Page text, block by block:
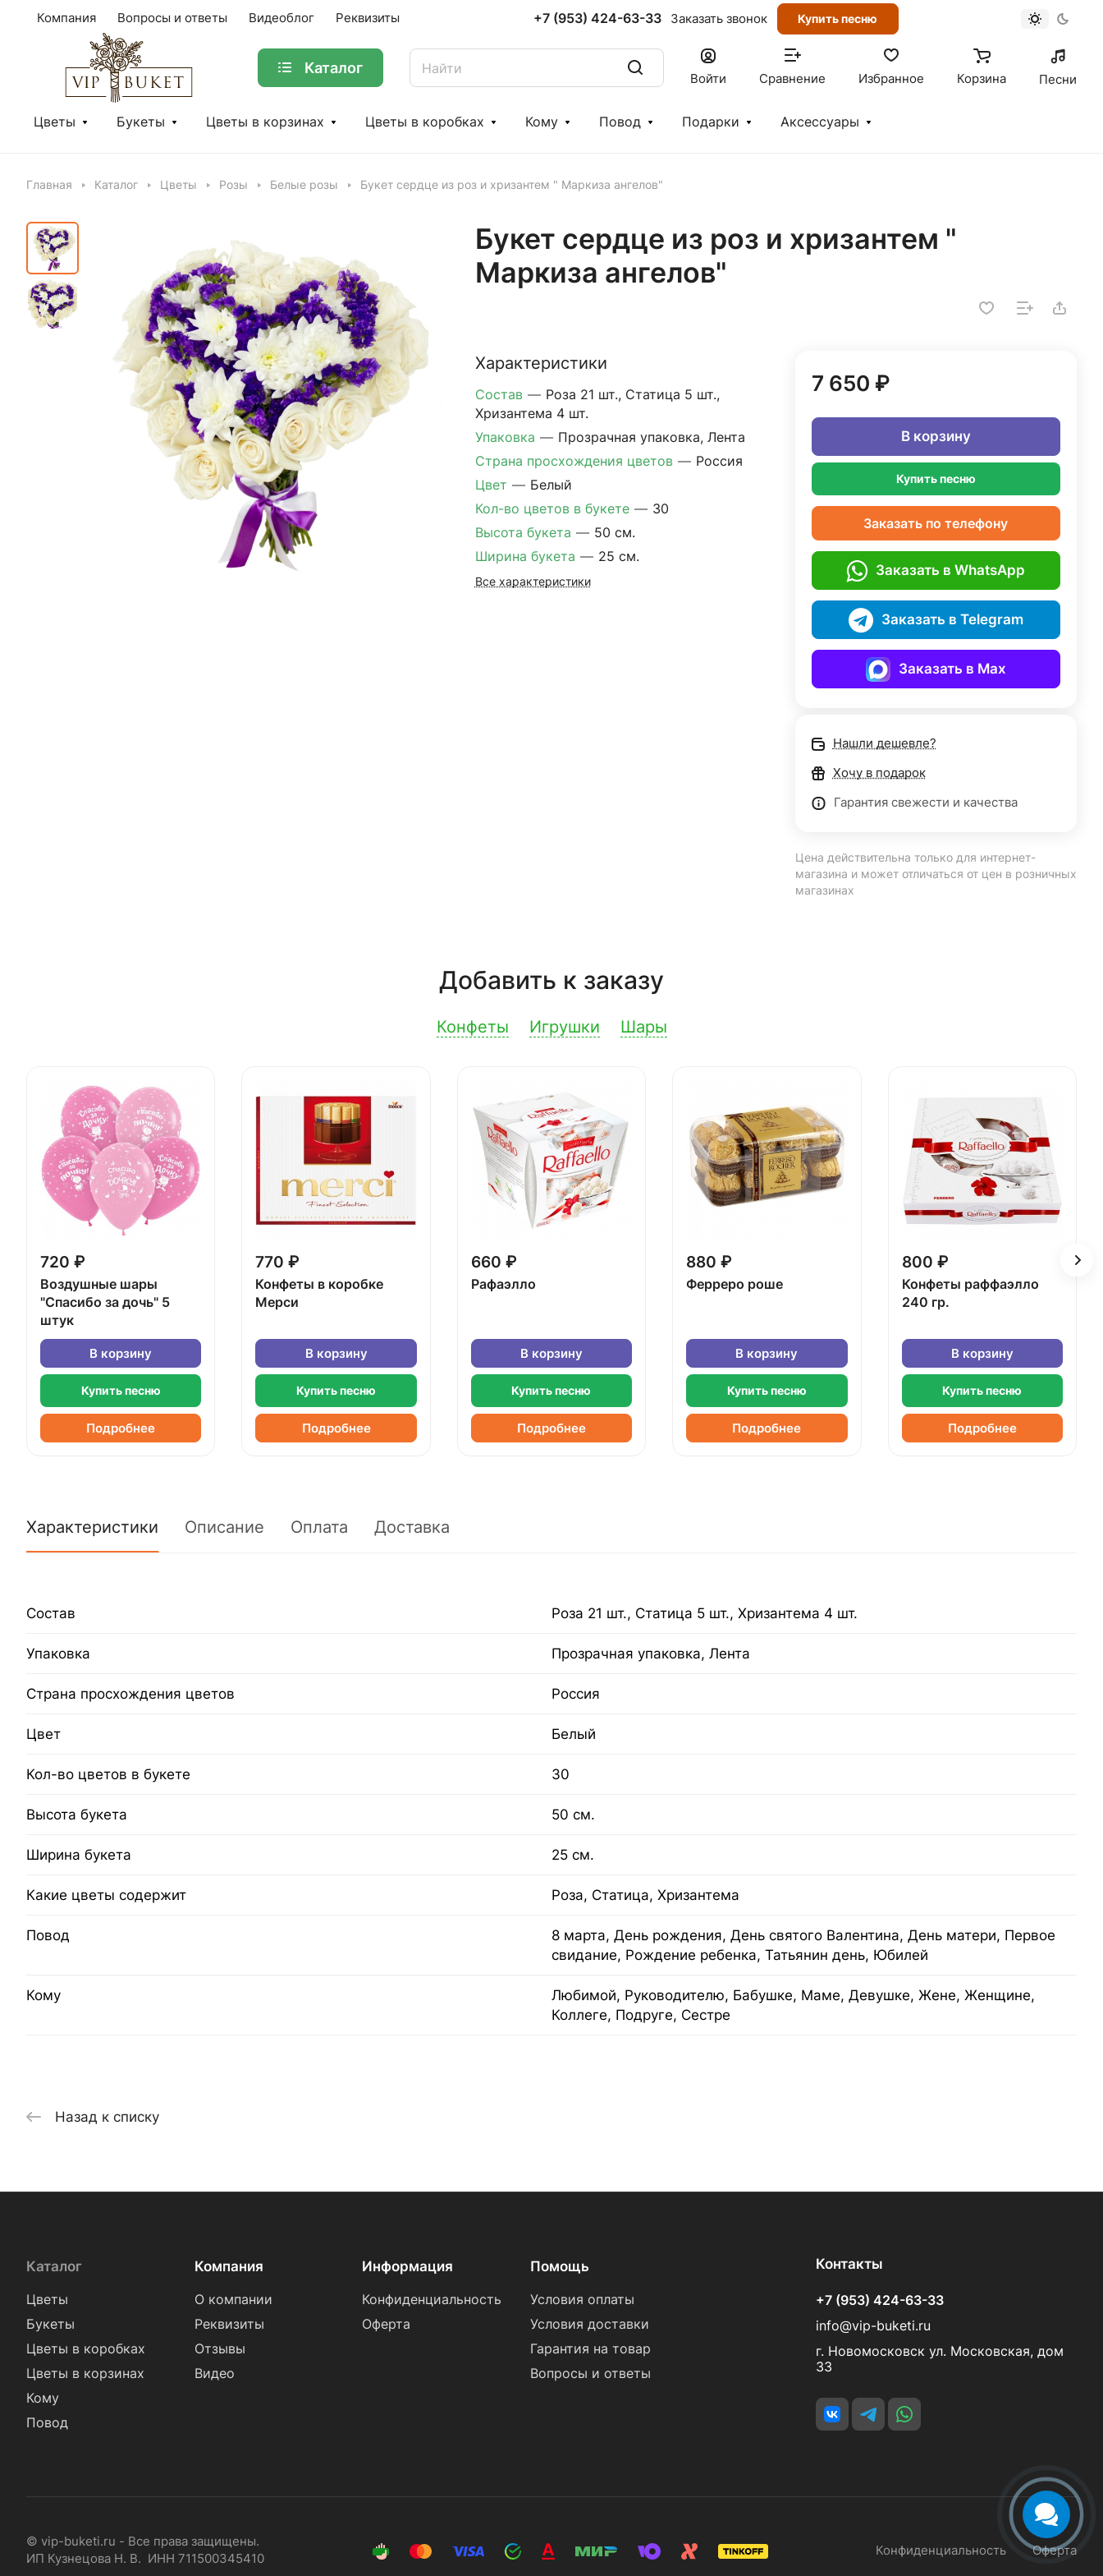
Компания Вопросы и ответы Видеоблог Реквизиты +7 (953) 424-63-33 Заказать звонок Купить песню
Каталог
Войти Сравнение Избранное Корзина Песни
Цветы Букеты Цветы в корзинах Цветы в коробках Кому Повод Подарки Аксессуары
Главная Каталог Цветы Розы Белые розы Букет сердце из роз и хризантем " Маркиза ангелов"
Букет сердце из роз и хризантем "
Маркиза ангелов"
Характеристики
Состав — Роза 21 шт., Статица 5 шт.,
Хризантема 4 шт.
Упаковка — Прозрачная упаковка, Лента
Страна просхождения цветов — Россия
Цвет — Белый
Кол-во цветов в букете — 30
Высота букета — 50 см.
Ширина букета — 25 см.
Все характеристики
7 650 ₽
В корзину
Купить песню
Заказать по телефону
Заказать в WhatsApp
Заказать в Telegram
Заказать в Max
Нашли дешевле?
Хочу в подарок
Гарантия свежести и качества
Цена действительна только для интернет-
магазина и может отличаться от цен в розничных
магазинах
Добавить к заказу
Конфеты Игрушки Шары
720 ₽
Воздушные шары
"Спасибо за дочь" 5
штук
В корзину
Купить песню
Подробнее
770 ₽
Конфеты в коробке
Мерси
В корзину
Купить песню
Подробнее
660 ₽
Рафаэлло
В корзину
Купить песню
Подробнее
880 ₽
Ферреро роше
В корзину
Купить песню
Подробнее
800 ₽
Конфеты раффаэлло
240 гр.
В корзину
Купить песню
Подробнее
Характеристики Описание Оплата Доставка
Состав Роза 21 шт., Статица 5 шт., Хризантема 4 шт.
Упаковка Прозрачная упаковка, Лента
Страна просхождения цветов Россия
Цвет Белый
Кол-во цветов в букете 30
Высота букета 50 см.
Ширина букета 25 см.
Какие цветы содержит Роза, Статица, Хризантема
Повод
8 марта, День рождения, День святого Валентина, День матери, Первое
свидание, Рождение ребенка, Татьянин день, Юбилей
Кому
Любимой, Руководителю, Бабушке, Маме, Девушке, Жене, Женщине,
Коллеге, Подруге, Сестре
Назад к списку
Каталог
Цветы
Букеты
Цветы в коробках
Цветы в корзинах
Кому
Повод
Компания
О компании
Реквизиты
Отзывы
Видео
Информация
Конфиденциальность
Оферта
Помощь
Условия оплаты
Условия доставки
Гарантия на товар
Вопросы и ответы
Контакты
+7 (953) 424-63-33
info@vip-buketi.ru
г. Новомосковск ул. Московская, дом
33
© vip-buketi.ru - Все права защищены.
ИП Кузнецова Н. В. ИНН 711500345410
Конфиденциальность Оферта